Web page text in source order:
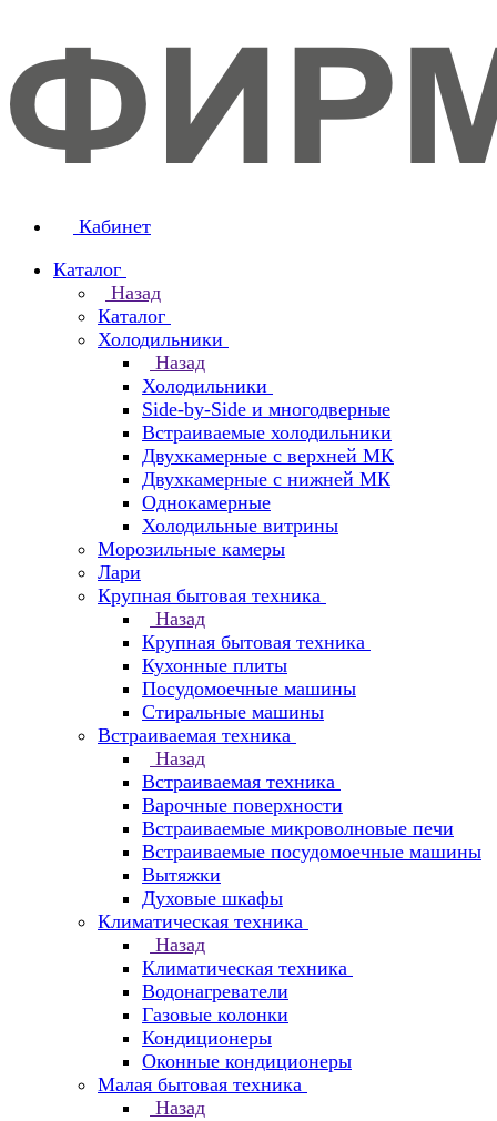
Кабинет
Каталог
Назад
Каталог
Холодильники
Назад
Холодильники
Side-by-Side и многодверные
Встраиваемые холодильники
Двухкамерные с верхней МК
Двухкамерные с нижней МК
Однокамерные
Холодильные витрины
Морозильные камеры
Лари
Крупная бытовая техника
Назад
Крупная бытовая техника
Кухонные плиты
Посудомоечные машины
Стиральные машины
Встраиваемая техника
Назад
Встраиваемая техника
Варочные поверхности
Встраиваемые микроволновые печи
Встраиваемые посудомоечные машины
Вытяжки
Духовые шкафы
Климатическая техника
Назад
Климатическая техника
Водонагреватели
Газовые колонки
Кондиционеры
Оконные кондиционеры
Малая бытовая техника
Назад